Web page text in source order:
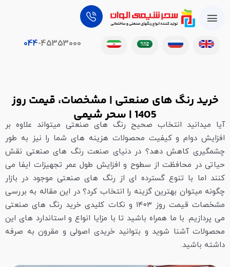
044-45353000
خرید رنگ های صنعتی | مشخصات، قیمت روز
1405 | سحر شیمی
آیا میدانید انتخاب صحیح رنگ های صنعتی میتواند علاوه بر
افزایش دوام و کیفیت محصولات هزینه‌ های شما را نیز به طور
چشمگیری کاهش دهد؟ در دنیای صنعت رنگ‌ های صنعتی نقش
حیاتی در محافظت از سطوح و افزایش طول عمر تجهیزات ایفا می
کنند اما با تنوع گسترده ای از رنگ‌ های صنعتی موجود در بازار
چگونه میتوان بهترین گزینه را انتخاب کرد؟ در این مقاله به بررسی
مشخصات قیمت روز ۱۴۰۳ و نکات کلیدی خرید رنگ‌ های صنعتی
می پردازیم. با ما همراه باشید تا با مزایا انواع و استاندارد‌ های این
محصولات آشنا شوید و بتوانید خریدی اصولی و مقرون‌ به‌ صرفه
داشته باشید.